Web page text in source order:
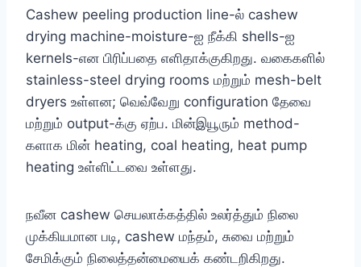
Cashew peeling production line-ல் cashew
drying machine-moisture-ஐ நீக்கி shells-ஐ
kernels-என பிரிப்பதை எளிதாக்குகிறது. வகைகளில்
stainless-steel drying rooms மற்றும் mesh-belt
dryers உள்ளன; வெவ்வேறு configuration தேவை
மற்றும் output-க்கு ஏற்ப. மின்இயூரும் method-
களாக மின் heating, coal heating, heat pump
heating உள்ளிட்டவை உள்ளது.
நவீன cashew செயலாக்கத்தில் உலர்த்தும் நிலை
முக்கியமான படி, cashew மந்தம், சுவை மற்றும்
சேமிக்கும் நிலைத்தன்மையைக் கண்டறிகிறது.